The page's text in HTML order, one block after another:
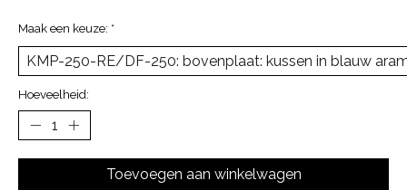
Maak een keuze: *
Hoeveelheid:
Toevoegen aan winkelwagen